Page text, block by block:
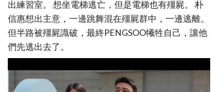
出練習室。 想坐電梯逃亡，但是電梯也有殭屍。 朴
信惠想出主意，一邊跳舞混在殭屍群中，一邊逃離。
但半路被殭屍識破，最終PENGSOO犧牲自己，讓他
們先逃出去了。